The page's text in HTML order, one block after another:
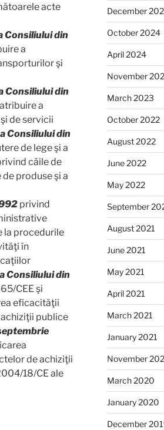
acte
Consiliului din
a
şi
Consiliului din
a
de servicii
Consiliului din
de lege şi a
căile de
produse şi a
privind
la procedurile
în
Consiliului din
CEE şi
eficacităţii
publice
de achiziţii
18/CE ale
December
October 2024
April 2024
November
March 2023
October 2022
August 2022
June 2022
May 2022
September
August 2021
June 2021
May 2021
April 2021
March 2021
January 2021
November
March 2020
January 2020
December